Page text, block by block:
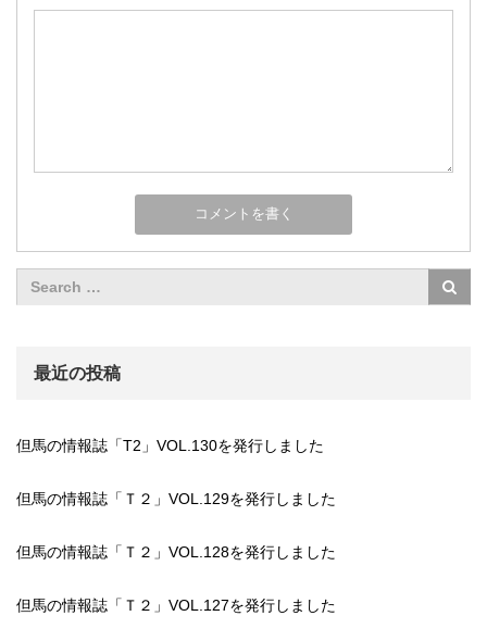
最近の投稿
但馬の情報誌「T2」VOL.130を発行しました
但馬の情報誌「Ｔ２」VOL.129を発行しました
但馬の情報誌「Ｔ２」VOL.128を発行しました
但馬の情報誌「Ｔ２」VOL.127を発行しました